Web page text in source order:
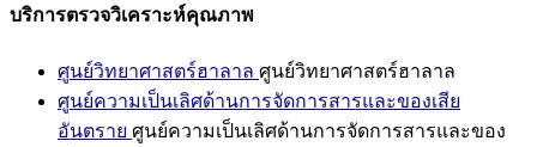
บริการตรวจวิเคราะห์คุณภาพ
ศูนย์วิทยาศาสตร์ฮาลาล ศูนย์วิทยาศาสตร์ฮาลาล
ศูนย์ความเป็นเลิศด้านการจัดการสารและของเสีย
อันตราย ศูนย์ความเป็นเลิศด้านการจัดการสารและของ